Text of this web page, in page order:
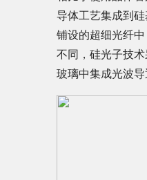
导体工艺集成到
铺设的超细光纤
不同，硅光子技
玻璃中集成光波